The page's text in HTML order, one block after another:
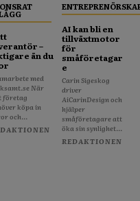
–
än du
med
När
företag
köpa in
och...
AI kan bli en
tillväxtmotor
för
småföretagar
e
Carin Sigeskog
driver
AiCarinDesign och
hjälper
småföretagare att
öka sin synlighet...
REDAKTIONEN